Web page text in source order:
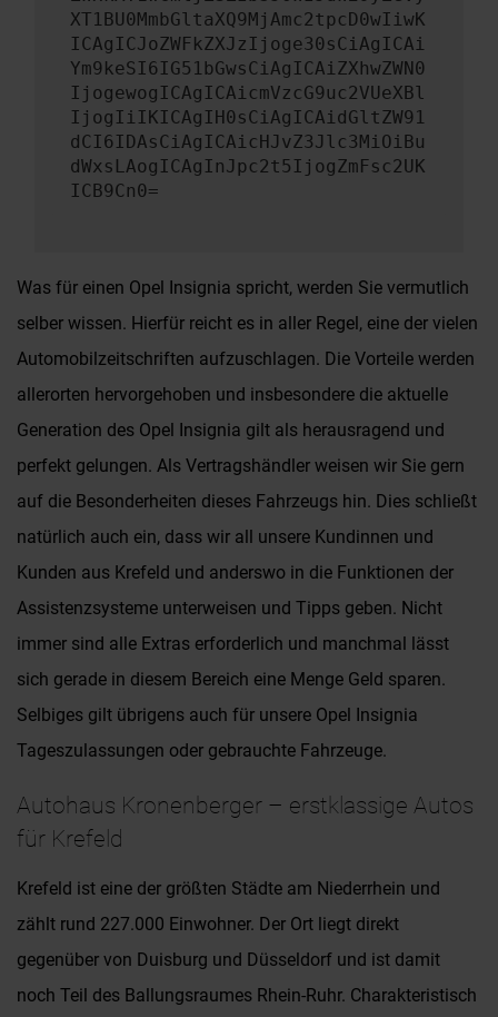
XT1BU0MmbGltaXQ9MjAmc2tpcD0wIiwK
ICAgICJoZWFkZXJzIjoge30sCiAgICAi
Ym9keSI6IG51bGwsCiAgICAiZXhwZWN0
IjogewogICAgICAicmVzcG9uc2VUeXBl
IjogIiIKICAgIH0sCiAgICAidGltZW91
dCI6IDAsCiAgICAicHJvZ3Jlc3MiOiBu
dWxsLAogICAgInJpc2t5IjogZmFsc2UK
ICB9Cn0=
Was für einen Opel Insignia spricht, werden Sie vermutlich
selber wissen. Hierfür reicht es in aller Regel, eine der vielen
Automobilzeitschriften aufzuschlagen. Die Vorteile werden
allerorten hervorgehoben und insbesondere die aktuelle
Generation des Opel Insignia gilt als herausragend und
perfekt gelungen. Als Vertragshändler weisen wir Sie gern
auf die Besonderheiten dieses Fahrzeugs hin. Dies schließt
natürlich auch ein, dass wir all unsere Kundinnen und
Kunden aus Krefeld und anderswo in die Funktionen der
Assistenzsysteme unterweisen und Tipps geben. Nicht
immer sind alle Extras erforderlich und manchmal lässt
sich gerade in diesem Bereich eine Menge Geld sparen.
Selbiges gilt übrigens auch für unsere Opel Insignia
Tageszulassungen oder gebrauchte Fahrzeuge.
Autohaus Kronenberger – erstklassige Autos
für Krefeld
Krefeld ist eine der größten Städte am Niederrhein und
zählt rund 227.000 Einwohner. Der Ort liegt direkt
gegenüber von Duisburg und Düsseldorf und ist damit
noch Teil des Ballungsraumes Rhein-Ruhr. Charakteristisch